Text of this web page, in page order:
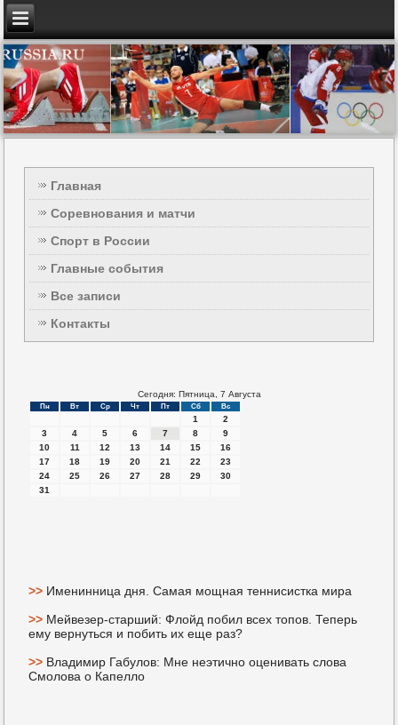
Главная
Соревнования и матчи
Спорт в России
Главные события
Все записи
Контакты
Сегодня: Пятница, 7 Августа
Пн Вт Ср Чт Пт Сб Вс
1
2
3
4 5 6 7 8
9
10
11 12 13 14 15
16
17
18 19 20 21 22
23
24
25 26 27 28 29
30
31
>> Именинница дня. Самая мощная теннисистка мира
>> Мейвезер-старший: Флойд побил всех топов. Теперь
ему вернуться и побить их еще раз?
>> Владимир Габулов: Мне неэтично оценивать слова
Смолова о Капелло